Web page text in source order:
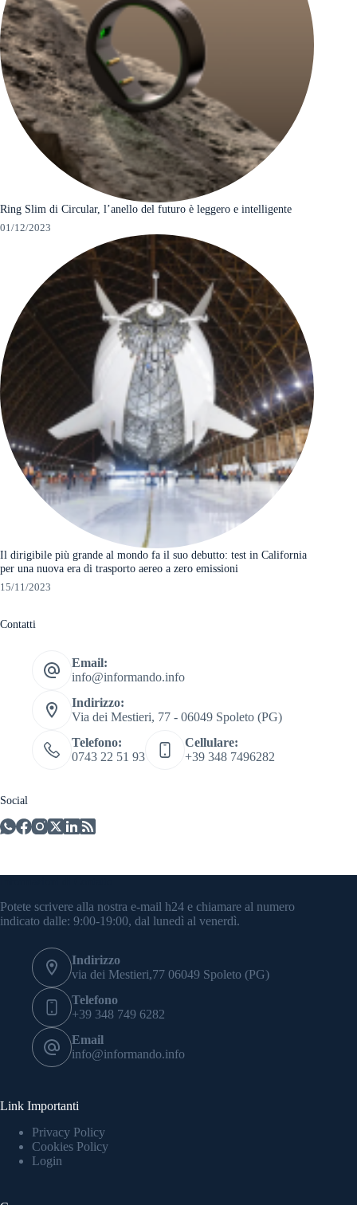
Ring Slim di Circular, l’anello del futuro è leggero e intelligente
01/12/2023
Il dirigibile più grande al mondo fa il suo debutto: test in California
per una nuova era di trasporto aereo a zero emissioni
15/11/2023
Contatti
Email:
info@informando.info
Indirizzo:
Via dei Mestieri, 77 - 06049 Spoleto (PG)
Telefono:
0743 22 51 93
Cellulare:
+39 348 7496282
Social
Potete scrivere alla nostra e-mail h24 e chiamare al numero
indicato dalle: 9:00-19:00, dal lunedì al venerdì.
Indirizzo
via dei Mestieri,77 06049 Spoleto (PG)
Telefono
+39 348 749 6282
Email
info@informando.info
Link Importanti
Privacy Policy
Cookies Policy
Login